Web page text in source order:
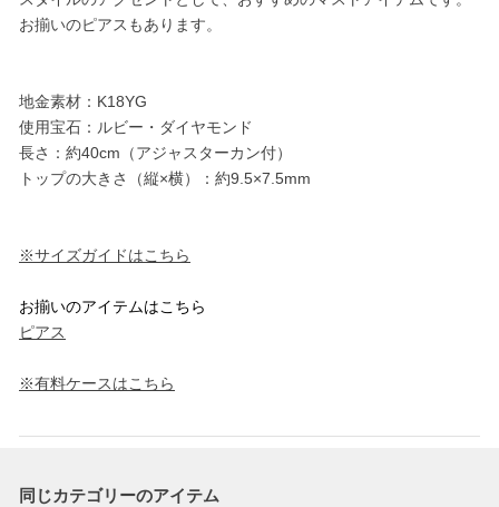
お揃いのピアスもあります。
地金素材：K18YG
使用宝石：ルビー・ダイヤモンド
長さ：約40cm（アジャスターカン付）
トップの大きさ（縦×横）：約9.5×7.5mm
※サイズガイドはこちら
お揃いのアイテムはこちら
ピアス
※有料ケースはこちら
同じカテゴリーのアイテム